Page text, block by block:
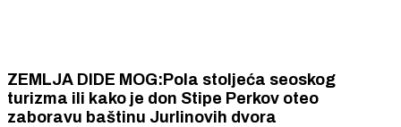
ZEMLJA DIDE MOG:Pola stoljeća seoskog
turizma ili kako je don Stipe Perkov oteo
zaboravu baštinu Jurlinovih dvora